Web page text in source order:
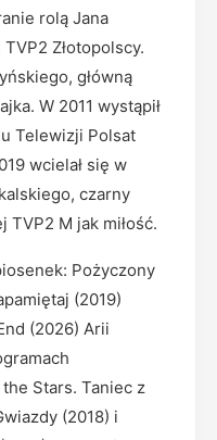
rolą Jana
Złotopolscy.
główną
W 2011 wystąpił
Telewizji Polsat
wcielał się w
czarny
M jak miłość.
Pożyczony
(2019)
(2026) Arii
Stars. Taniec z
(2018) i